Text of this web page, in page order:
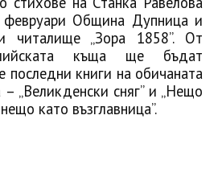
февруари Община Дупница и
читалище „Зора 1858”. От
къща ще бъдат
последни книги на обичаната
„Великденски сняг” и „Нещо
като възглавница”.